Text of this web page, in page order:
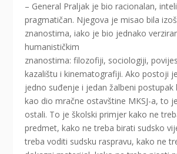
– General Praljak je bio racionalan,
pragmatičan. Njegova je misao bila
znanostima, iako je bio jednako
humanističkim
znanostima: filozofiji, sociologiji,
kazalištu i kinematografiji. Ako postoji
jedno suđenje i jedan žalbeni postupak
kao dio mračne ostavštine MKSJ-a, to
ostali. To je školski primjer kako ne
predmet, kako ne treba birati sudsko
treba voditi sudsku raspravu, kako ne